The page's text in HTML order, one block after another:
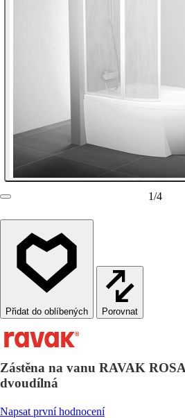
1/4
Porovnat
Zástěna na vanu RAVAK
dvoudílná
Napsat první hodnocení